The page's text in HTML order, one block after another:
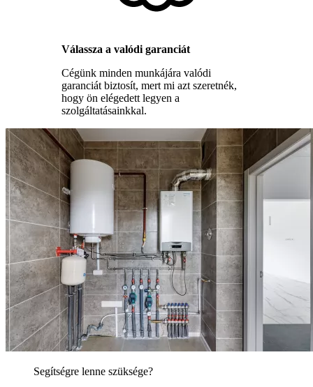
Válassza a valódi garanciát
Cégünk minden munkájára valódi
garanciát biztosít, mert mi azt szeretnék,
hogy ön elégedett legyen a
szolgáltatásainkkal.
Segítségre lenne szüksége?